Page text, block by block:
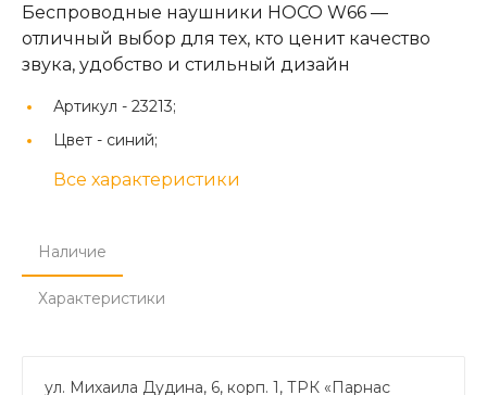
Беспроводные наушники HOCO W66 —
отличный выбор для тех, кто ценит качество
звука, удобство и стильный дизайн
Артикул - 23213;
Цвет - синий;
Все характеристики
Наличие
Характеристики
ул. Михаила Дудина, 6, корп. 1, ТРК «Парнас